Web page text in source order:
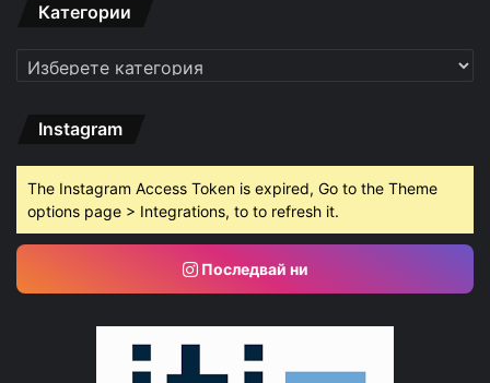
Категории
Категории
Instagram
The Instagram Access Token is expired, Go to the Theme
options page > Integrations, to to refresh it.
Последвай ни